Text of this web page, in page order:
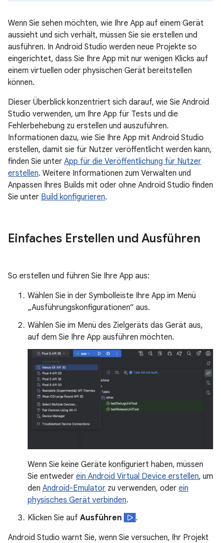
Wenn Sie sehen möchten, wie Ihre App auf einem Gerät
aussieht und sich verhält, müssen Sie sie erstellen und
ausführen. In Android Studio werden neue Projekte so
eingerichtet, dass Sie Ihre App mit nur wenigen Klicks auf
einem virtuellen oder physischen Gerät bereitstellen
können.
Dieser Überblick konzentriert sich darauf, wie Sie Android
Studio verwenden, um Ihre App für Tests und die
Fehlerbehebung zu erstellen und auszuführen.
Informationen dazu, wie Sie Ihre App mit Android Studio
erstellen, damit sie für Nutzer veröffentlicht werden kann,
finden Sie unter App für die Veröffentlichung für Nutzer
erstellen. Weitere Informationen zum Verwalten und
Anpassen Ihres Builds mit oder ohne Android Studio finden
Sie unter Build konfigurieren.
Einfaches Erstellen und Ausführen
So erstellen und führen Sie Ihre App aus:
Wählen Sie in der Symbolleiste Ihre App im Menü
„Ausführungskonfigurationen“ aus.
Wählen Sie im Menü des Zielgeräts das Gerät aus,
auf dem Sie Ihre App ausführen möchten.
Wenn Sie keine Geräte konfiguriert haben, müssen
Sie entweder ein Android Virtual Device erstellen, um
den Android-Emulator zu verwenden, oder ein
physisches Gerät verbinden.
Klicken Sie auf Ausführen
.
Android Studio warnt Sie, wenn Sie versuchen, Ihr Projekt